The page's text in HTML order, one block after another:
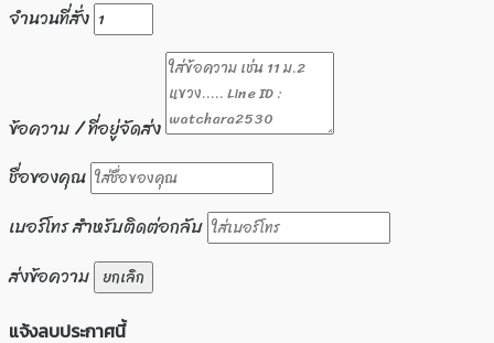
จำนวนที่สั่ง
ข้อความ / ที่อยู่จัดส่ง
ชื่อของคุณ
เบอร์โทร สำหรับติดต่อกลับ
ส่งข้อความ ยกเลิก
แจ้งลบประกาศนี้